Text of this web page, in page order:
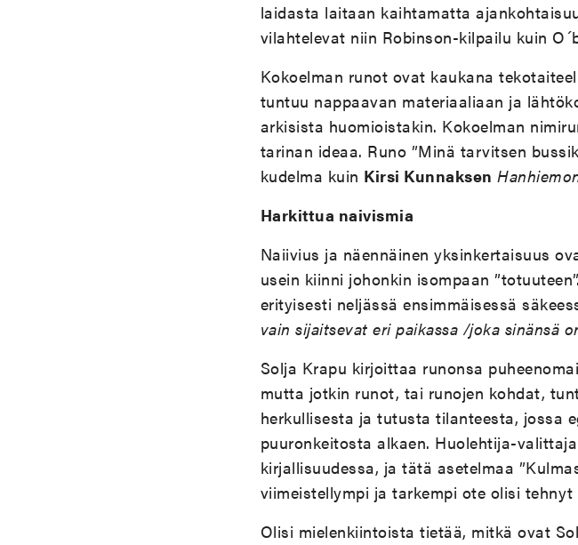
laidasta laitaan kaihtamatta
vilahtelevat niin Robinson-kilpailu kuin
Kokoelman runot ovat kaukana
tuntuu nappaavan materiaaliaan ja
arkisista huomioistakin. Kokoelman
tarinan ideaa. Runo ”Minä tarvitsen
kudelma kuin Kirsi Kunnaksen
Harkittua naivismia
Naiivius ja näennäinen yksinkertaisuus
usein kiinni johonkin isompaan
erityisesti neljässä ensimmäisessä
vain sijaitsevat eri paikassa /joka sinänsä
Solja Krapu kirjoittaa runonsa
mutta jotkin runot, tai runojen kohdat,
herkullisesta ja tutusta tilanteesta, jossa
puuronkeitosta alkaen. Huolehtija-
kirjallisuudessa, ja tätä asetelmaa
viimeistellympi ja tarkempi ote olisi
Olisi mielenkiintoista tietää, mitkä ovat